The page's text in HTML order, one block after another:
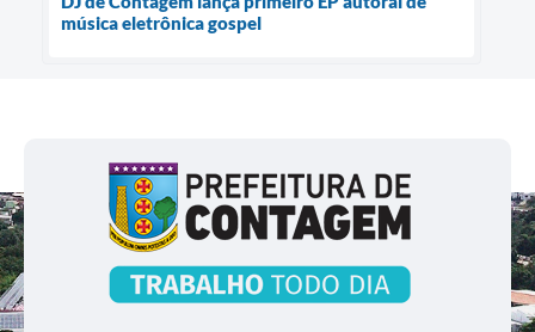
música eletrônica gospel